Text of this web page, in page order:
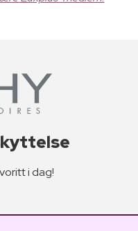
i dag!